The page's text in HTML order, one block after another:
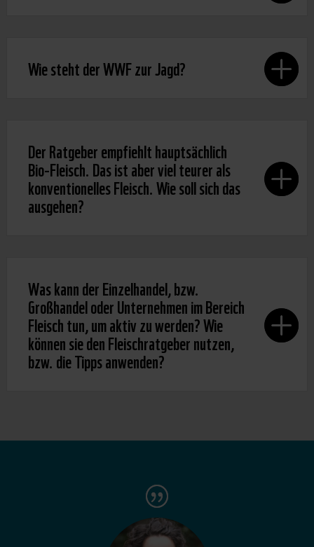
Wie steht der WWF zur Jagd?
Der Ratgeber empfiehlt hauptsächlich
Bio-Fleisch. Das ist aber viel teurer als
konventionelles Fleisch. Wie soll sich das
ausgehen?
Was kann der Einzelhandel, bzw.
Großhandel oder Unternehmen im Bereich
Fleisch tun, um aktiv zu werden? Wie
können sie den Fleischratgeber nutzen,
bzw. die Tipps anwenden?